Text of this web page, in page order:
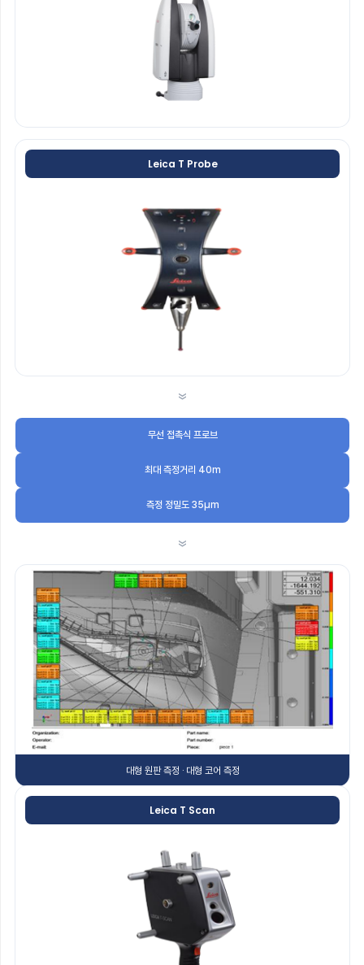
Leica T Probe
»
무선 접촉식 프로브
최대 측정거리 40m
측정 정밀도 35μm
»
대형 원판 측정 · 대형 코어 측정
Leica T Scan